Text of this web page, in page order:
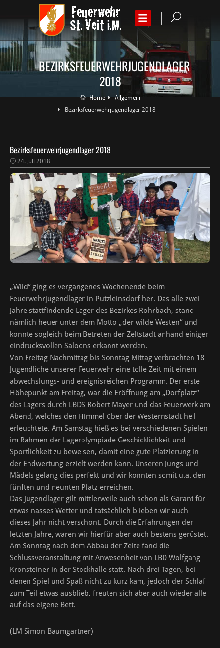
BEZIRKSFEUERWEHRJUGENDLAGER
2018
Home
Allgemein
Bezirksfeuerwehrjugendlager 2018
Bezirksfeuerwehrjugendlager 2018
24. Juli 2018
„Wild“ ging es vergangenes Wochenende beim
Feuerwehrjugendlager in Putzleinsdorf her. Das alle zwei
Jahre stattfindende Lager des Bezirkes Rohrbach, stand
nämlich heuer unter dem Motto „der wilde Westen“ und
konnte sogleich beim Betreten der Zeltstadt anhand einiger
eindrucksvollen Saloons erkannt werden.
Von Freitag Nachmittag bis Sonntag Mittag verbrachten 18
Jugendliche unserer Feuerwehr eine tolle Zeit mit einem
abwechslungs- und ereignisreichen Programm. Der erste
Höhepunkt am Freitag, war die Eröffnung am „Dorfplatz“
des Lagers durch LBDS Robert Mayer und das Feuerwerk am
Abend, welches den Himmel über der Westernstadt hell
erleuchtete. Am Samstag hieß es bei verschiedenen Spielen
im Rahmen der Lagerolympiade Geschicklichkeit und
Sportlichkeit zu beweisen, damit eine gute Platzierung in
der Endwertung erzielt werden kann. Unseren Jungs und
Mädels gelang dies perfekt und wir konnten somit u.a. den
fünften und neunten Platz erreichen.
Das Jugendlager gilt mittlerweile auch schon als Garant für
etwas nasses Wetter und tatsächlich blieben wir auch
dieses Jahr nicht verschont. Durch die Erfahrungen der
letzten Jahre, waren wir hierfür aber auch bestens gerüstet.
Am Sonntag nach dem Abbau der Zelte fand die
Schlussveranstaltung mit Anwesenheit von LBD Wolfgang
Kronsteiner in der Stockhalle statt. Nach drei Tagen, bei
denen Spiel und Spaß nicht zu kurz kam, jedoch der Schlaf
zum Teil etwas ausblieb, freuten sich aber auch wieder alle
auf das eigene Bett.
(LM Simon Baumgartner)